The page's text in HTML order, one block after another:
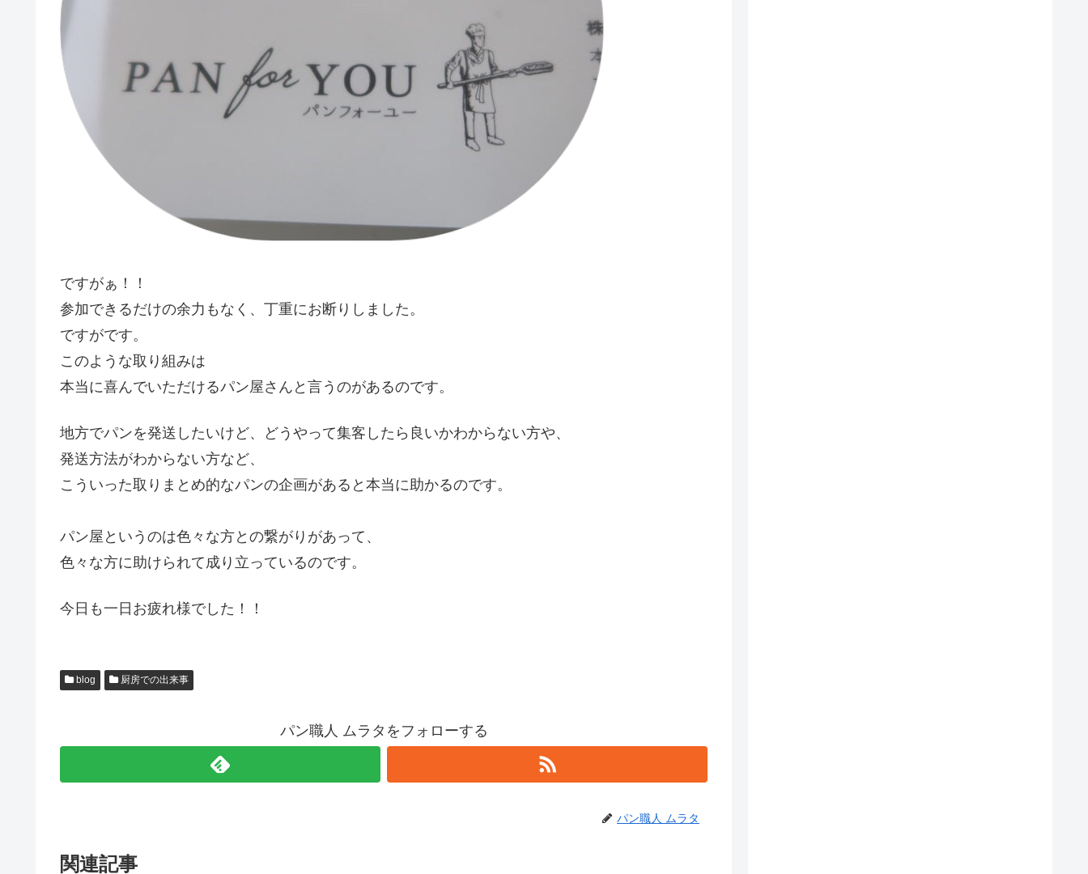
ですがぁ！！
参加できるだけの余力もなく、丁重にお断りしました。
ですがです。
このような取り組みは
本当に喜んでいただけるパン屋さんと言うのがあるのです。
地方でパンを発送したいけど、どうやって集客したら良いかわからない方や、
発送方法がわからない方など、
こういった取りまとめ的なパンの企画があると本当に助かるのです。
パン屋というのは色々な方との繋がりがあって、
色々な方に助けられて成り立っているのです。
今日も一日お疲れ様でした！！
blog 厨房での出来事
パン職人 ムラタをフォローする
パン職人 ムラタ
関連記事